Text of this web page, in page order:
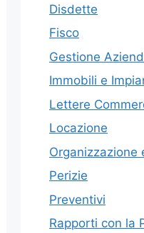
Disdette
Fisco
Gestione
Immobili e
Lettere
Locazione
Organizzazione
Perizie
Preventivi
Rapporti con la